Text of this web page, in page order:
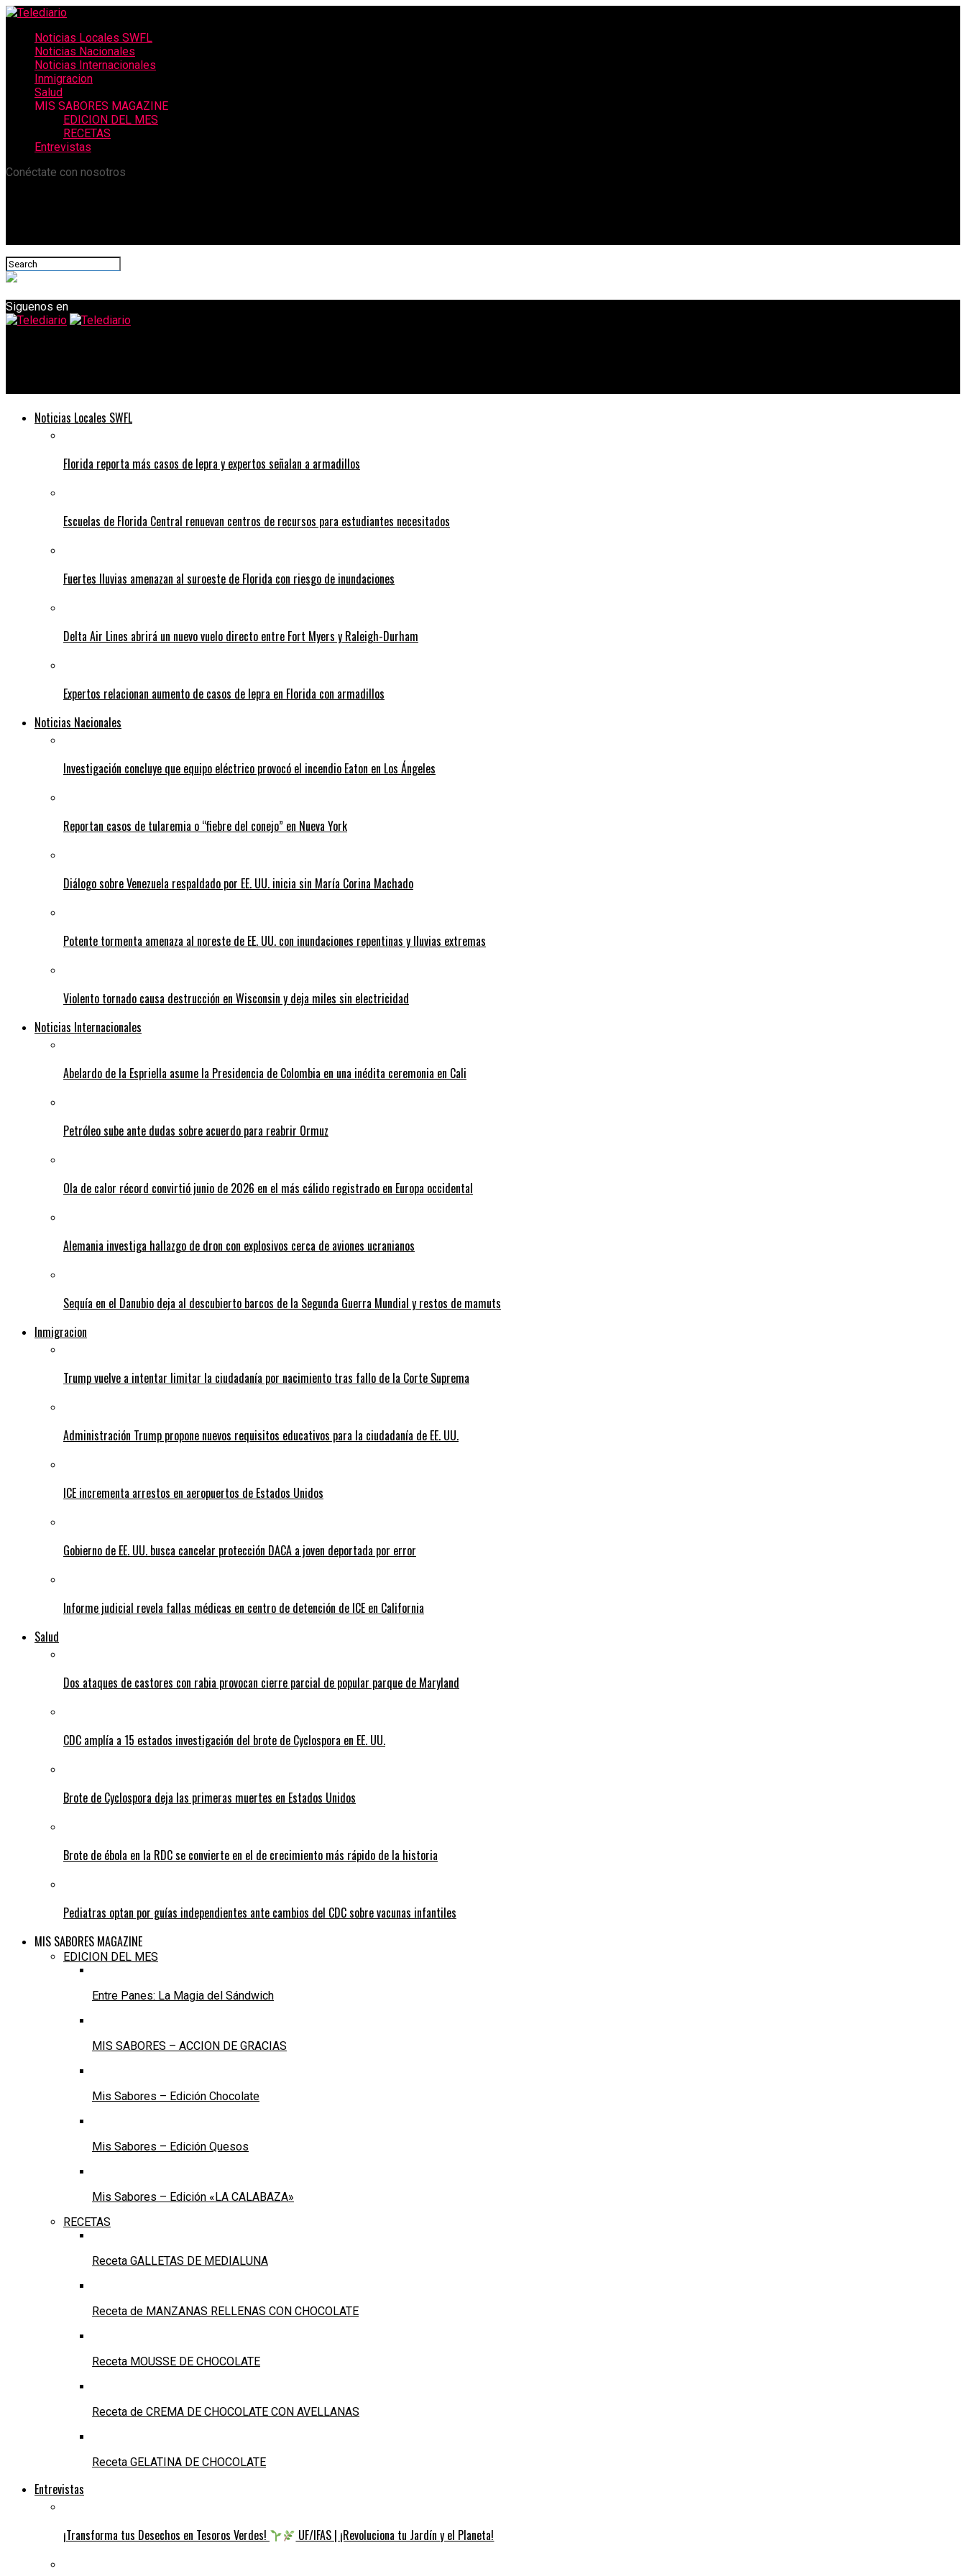
Noticias Locales SWFL
Noticias Nacionales
Noticias Internacionales
Inmigracion
Salud
MIS SABORES MAGAZINE
EDICION DEL MES
RECETAS
Entrevistas
Conéctate con nosotros
Siguenos en
Noticias Locales SWFL
Florida reporta más casos de lepra y expertos señalan a armadillos
Escuelas de Florida Central renuevan centros de recursos para estudiantes necesitados
Fuertes lluvias amenazan al suroeste de Florida con riesgo de inundaciones
Delta Air Lines abrirá un nuevo vuelo directo entre Fort Myers y Raleigh-Durham
Expertos relacionan aumento de casos de lepra en Florida con armadillos
Noticias Nacionales
Investigación concluye que equipo eléctrico provocó el incendio Eaton en Los Ángeles
Reportan casos de tularemia o “fiebre del conejo” en Nueva York
Diálogo sobre Venezuela respaldado por EE. UU. inicia sin María Corina Machado
Potente tormenta amenaza al noreste de EE. UU. con inundaciones repentinas y lluvias extremas
Violento tornado causa destrucción en Wisconsin y deja miles sin electricidad
Noticias Internacionales
Abelardo de la Espriella asume la Presidencia de Colombia en una inédita ceremonia en Cali
Petróleo sube ante dudas sobre acuerdo para reabrir Ormuz
Ola de calor récord convirtió junio de 2026 en el más cálido registrado en Europa occidental
Alemania investiga hallazgo de dron con explosivos cerca de aviones ucranianos
Sequía en el Danubio deja al descubierto barcos de la Segunda Guerra Mundial y restos de mamuts
Inmigracion
Trump vuelve a intentar limitar la ciudadanía por nacimiento tras fallo de la Corte Suprema
Administración Trump propone nuevos requisitos educativos para la ciudadanía de EE. UU.
ICE incrementa arrestos en aeropuertos de Estados Unidos
Gobierno de EE. UU. busca cancelar protección DACA a joven deportada por error
Informe judicial revela fallas médicas en centro de detención de ICE en California
Salud
Dos ataques de castores con rabia provocan cierre parcial de popular parque de Maryland
CDC amplía a 15 estados investigación del brote de Cyclospora en EE. UU.
Brote de Cyclospora deja las primeras muertes en Estados Unidos
Brote de ébola en la RDC se convierte en el de crecimiento más rápido de la historia
Pediatras optan por guías independientes ante cambios del CDC sobre vacunas infantiles
MIS SABORES MAGAZINE
EDICION DEL MES
Entre Panes: La Magia del Sándwich
MIS SABORES – ACCION DE GRACIAS
Mis Sabores – Edición Chocolate
Mis Sabores – Edición Quesos
Mis Sabores – Edición «LA CALABAZA»
RECETAS
Receta GALLETAS DE MEDIALUNA
Receta de MANZANAS RELLENAS CON CHOCOLATE
Receta MOUSSE DE CHOCOLATE
Receta de CREMA DE CHOCOLATE CON AVELLANAS
Receta GELATINA DE CHOCOLATE
Entrevistas
¡Transforma tus Desechos en Tesoros Verdes! UF/IFAS | ¡Revoluciona tu Jardín y el Planeta!